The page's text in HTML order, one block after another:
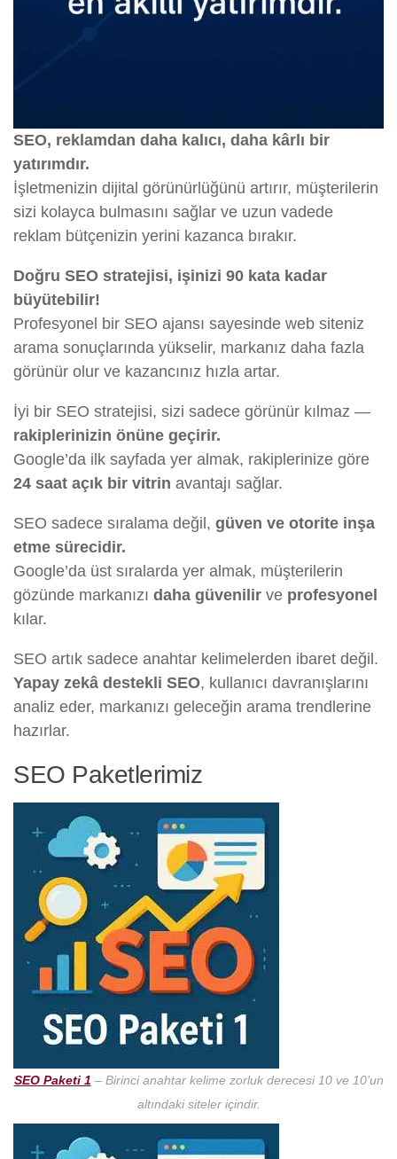
SEO, reklamdan daha kalıcı, daha kârlı bir
yatırımdır.
İşletmenizin dijital görünürlüğünü artırır, müşterilerin
sizi kolayca bulmasını sağlar ve uzun vadede
reklam bütçenizin yerini kazanca bırakır.
Doğru SEO stratejisi, işinizi 90 kata kadar
büyütebilir!
Profesyonel bir SEO ajansı sayesinde web siteniz
arama sonuçlarında yükselir, markanız daha fazla
görünür olur ve kazancınız hızla artar.
İyi bir SEO stratejisi, sizi sadece görünür kılmaz —
rakiplerinizin önüne geçirir.
Google’da ilk sayfada yer almak, rakiplerinize göre
24 saat açık bir vitrin avantajı sağlar.
SEO sadece sıralama değil, güven ve otorite inşa
etme sürecidir.
Google’da üst sıralarda yer almak, müşterilerin
gözünde markanızı daha güvenilir ve profesyonel
kılar.
SEO artık sadece anahtar kelimelerden ibaret değil.
Yapay zekâ destekli SEO, kullanıcı davranışlarını
analiz eder, markanızı geleceğin arama trendlerine
hazırlar.
SEO Paketlerimiz
SEO Paketi 1 – Birinci anahtar kelime zorluk derecesi 10 ve 10’un
altındaki siteler içindir.